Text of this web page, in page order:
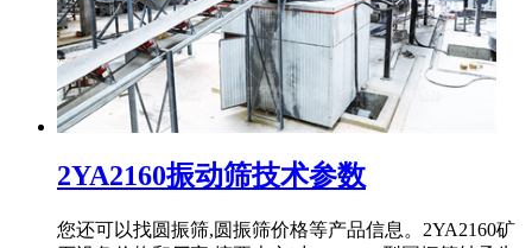
2YA2160振动筛技术参数
您还可以找圆振筛,圆振筛价格等产品信息。2YA2160矿